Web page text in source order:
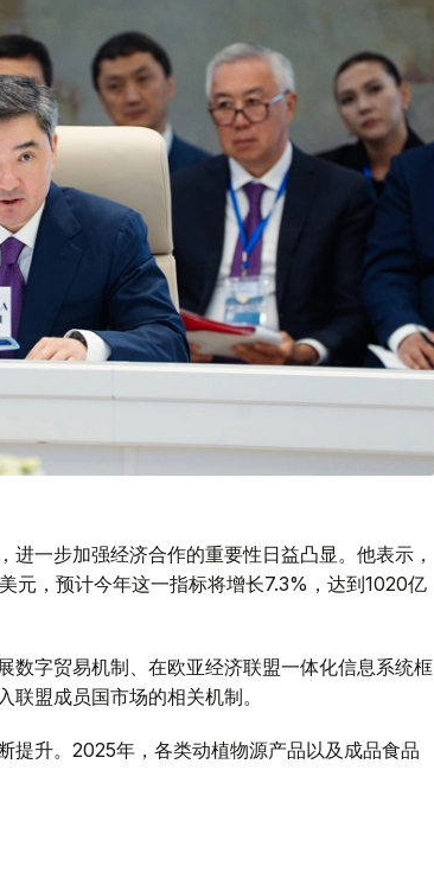
一步加强经济合作的重要性日益凸显。他表示，
元，预计今年这一指标将增长7.3%，达到1020亿
数字贸易机制、在欧亚经济联盟一体化信息系统框
盟成员国市场的相关机制。
提升。2025年，各类动植物源产品以及成品食品